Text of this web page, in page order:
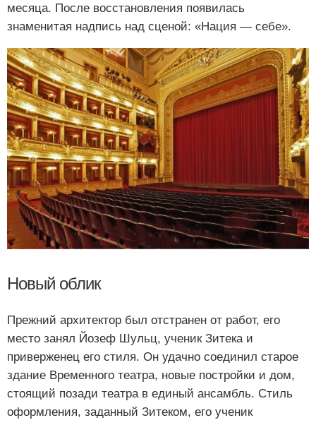
месяца. После восстановления появилась
знаменитая надпись над сценой: «Нация — себе».
Новый облик
Прежний архитектор был отстранен от работ, его
место занял Йозеф Шульц, ученик Зитека и
приверженец его стиля. Он удачно соединил старое
здание Временного театра, новые постройки и дом,
стоящий позади театра в единый ансамбль. Стиль
оформления, заданный Зитеком, его ученик